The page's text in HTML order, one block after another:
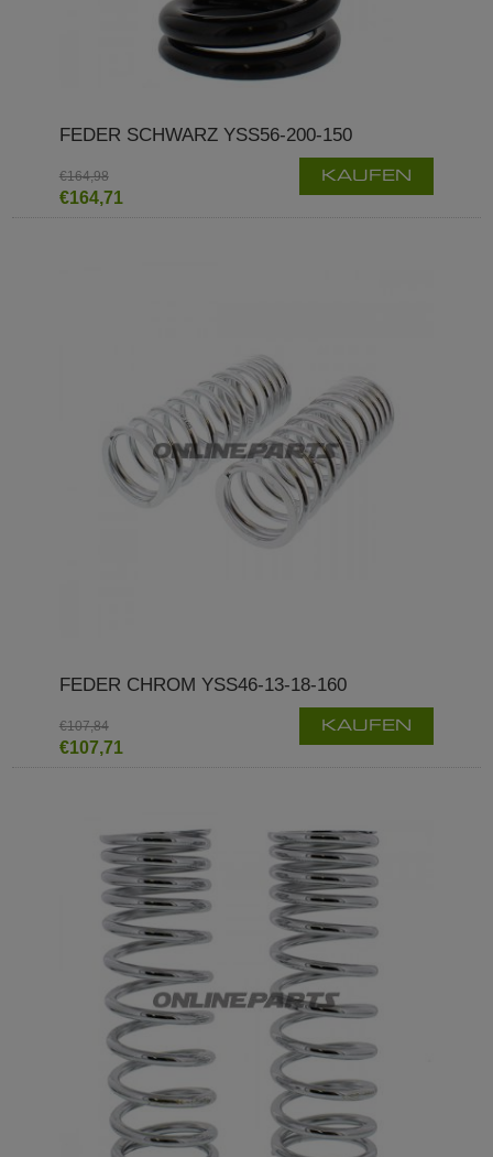
FEDER SCHWARZ YSS56-200-150
€164,98
€164,71
KAUFEN
FEDER CHROM YSS46-13-18-160
€107,84
€107,71
KAUFEN